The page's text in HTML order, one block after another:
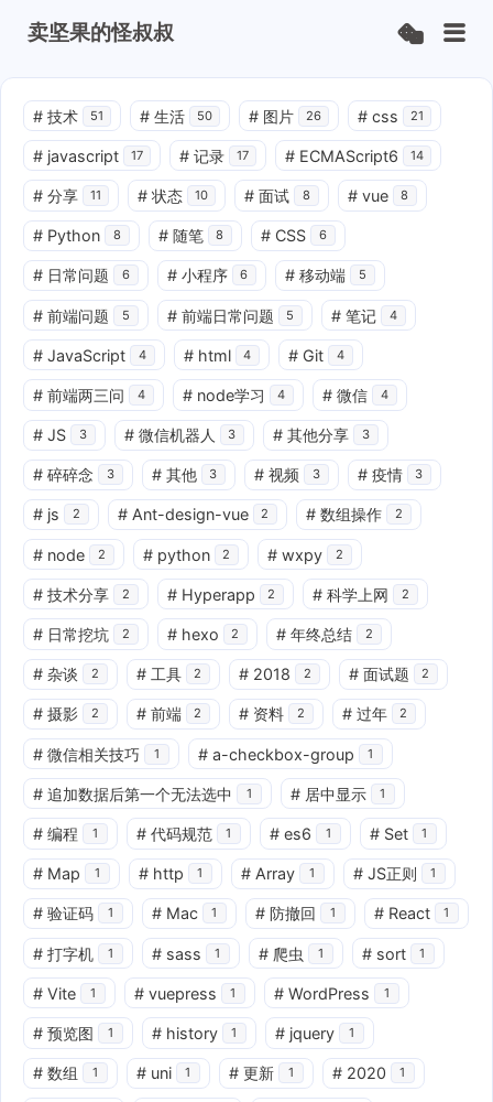
卖坚果的怪叔叔
# 技术 51 # 生活 50 # 图片 26 # css 21
# javascript 17 # 记录 17 # ECMAScript6 14
# 分享 11 # 状态 10 # 面试 8 # vue 8
# Python 8 # 随笔 8 # CSS 6
# 日常问题 6 # 小程序 6 # 移动端 5
# 前端问题 5 # 前端日常问题 5 # 笔记 4
# JavaScript 4 # html 4 # Git 4
# 前端两三问 4 # node学习 4 # 微信 4
# JS 3 # 微信机器人 3 # 其他分享 3
# 碎碎念 3 # 其他 3 # 视频 3 # 疫情 3
# js 2 # Ant-design-vue 2 # 数组操作 2
# node 2 # python 2 # wxpy 2
# 技术分享 2 # Hyperapp 2 # 科学上网 2
# 日常挖坑 2 # hexo 2 # 年终总结 2
# 杂谈 2 # 工具 2 # 2018 2 # 面试题 2
# 摄影 2 # 前端 2 # 资料 2 # 过年 2
# 微信相关技巧 1 # a-checkbox-group 1
# 追加数据后第一个无法选中 1 # 居中显示 1
# 编程 1 # 代码规范 1 # es6 1 # Set 1
# Map 1 # http 1 # Array 1 # JS正则 1
# 验证码 1 # Mac 1 # 防撤回 1 # React 1
# 打字机 1 # sass 1 # 爬虫 1 # sort 1
# Vite 1 # vuepress 1 # WordPress 1
# 预览图 1 # history 1 # jquery 1
# 数组 1 # uni 1 # 更新 1 # 2020 1